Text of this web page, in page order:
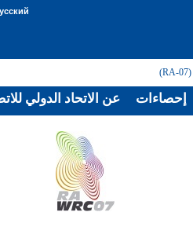
عن الاتحاد الدولي إحصاءات